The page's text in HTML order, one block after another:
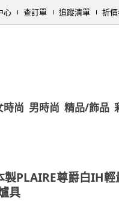
心 查訂單 追蹤清單 折
時尚 男時尚 精品/飾品
製PLAIRE尊爵白IH
具